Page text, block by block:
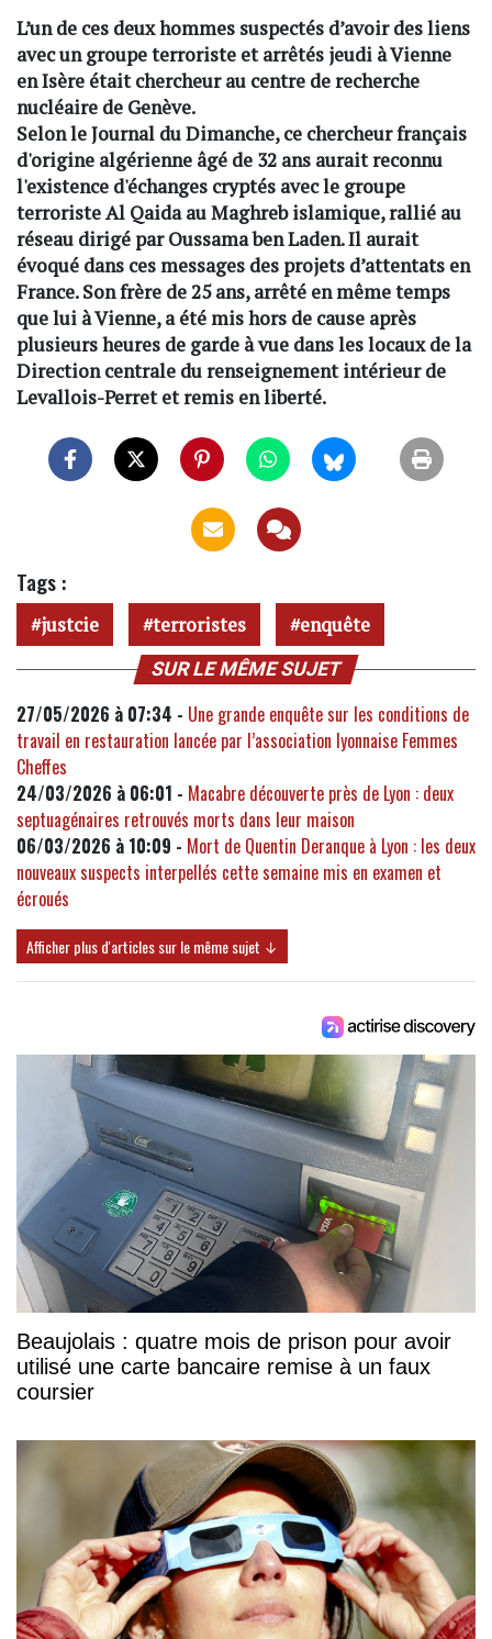
L’un de ces deux hommes suspectés d’avoir des liens
avec un groupe terroriste et arrêtés jeudi à Vienne
en Isère était chercheur au centre de recherche
nucléaire de Genève.
Selon le Journal du Dimanche, ce chercheur français
d'origine algérienne âgé de 32 ans aurait reconnu
l'existence d'échanges cryptés avec le groupe
terroriste Al Qaida au Maghreb islamique, rallié au
réseau dirigé par Oussama ben Laden. Il aurait
évoqué dans ces messages des projets d’attentats en
France. Son frère de 25 ans, arrêté en même temps
que lui à Vienne, a été mis hors de cause après
plusieurs heures de garde à vue dans les locaux de la
Direction centrale du renseignement intérieur de
Levallois-Perret et remis en liberté.
Tags :
justcie terroristes enquête
SUR LE MÊME SUJET
27/05/2026 à 07:34 - Une grande enquête sur les conditions de
travail en restauration lancée par l’association lyonnaise Femmes
Cheffes
24/03/2026 à 06:01 - Macabre découverte près de Lyon : deux
septuagénaires retrouvés morts dans leur maison
06/03/2026 à 10:09 - Mort de Quentin Deranque à Lyon : les deux
nouveaux suspects interpellés cette semaine mis en examen et
écroués
Afficher plus d'articles sur le même sujet ↓
Beaujolais : quatre mois de prison pour avoir
utilisé une carte bancaire remise à un faux
coursier